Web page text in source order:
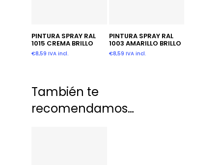
Añadir Al Carrito
PINTURA SPRAY RAL
1015 CREMA BRILLO
€8,59 IVA incl.
Añadir Al Carrito
PINTURA SPRAY RAL
1003 AMARILLO BRILLO
€8,59 IVA incl.
También te
recomendamos…